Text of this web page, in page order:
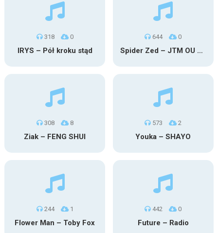
318 0
IRYS – Pół kroku stąd
644 0
Spider Zed – JTM OU TG
308 8
Ziak – FENG SHUI
573 2
Youka – SHAYO
244 1
Flower Man – Toby Fox
442 0
Future – Radio